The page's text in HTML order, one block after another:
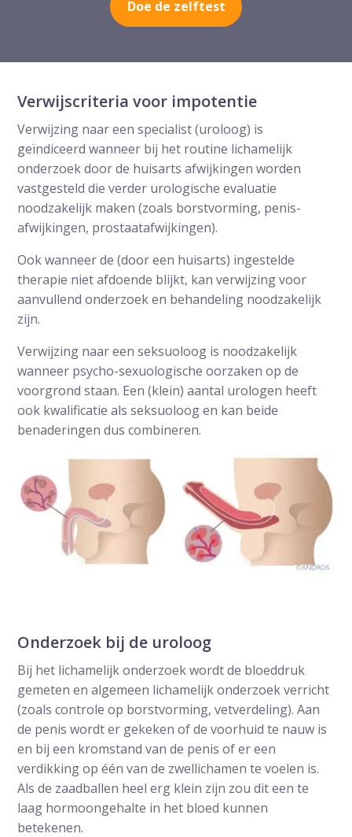
Doe de zelftest
Verwijscriteria voor impotentie
Verwijzing naar een specialist (uroloog) is
geïndiceerd wanneer bij het routine lichamelijk
onderzoek door de huisarts afwijkingen worden
vastgesteld die verder urologische evaluatie
noodzakelijk maken (zoals borstvorming, penis-
afwijkingen, prostaatafwijkingen).
Ook wanneer de (door een huisarts) ingestelde
therapie niet afdoende blijkt, kan verwijzing voor
aanvullend onderzoek en behandeling noodzakelijk
zijn.
Verwijzing naar een seksuoloog is noodzakelijk
wanneer psycho-sexuologische oorzaken op de
voorgrond staan. Een (klein) aantal urologen heeft
ook kwalificatie als seksuoloog en kan beide
benaderingen dus combineren.
Onderzoek bij de uroloog
Bij het lichamelijk onderzoek wordt de bloeddruk
gemeten en algemeen lichamelijk onderzoek verricht
(zoals controle op borstvorming, vetverdeling). Aan
de penis wordt er gekeken of de voorhuid te nauw is
en bij een kromstand van de penis of er een
verdikking op één van de zwellichamen te voelen is.
Als de zaadballen heel erg klein zijn zou dit een te
laag hormoongehalte in het bloed kunnen
betekenen.